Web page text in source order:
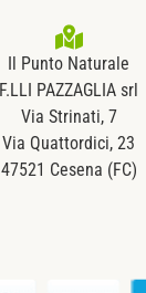
Il Punto Naturale
F.LLI PAZZAGLIA srl
Via Strinati, 7
Via Quattordici, 23
47521 Cesena (FC)